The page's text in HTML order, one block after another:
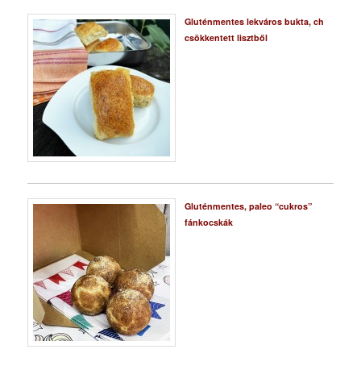
Gluténmentes lekváros bukta, ch
csökkentett lisztből
Gluténmentes, paleo “cukros”
fánkocskák